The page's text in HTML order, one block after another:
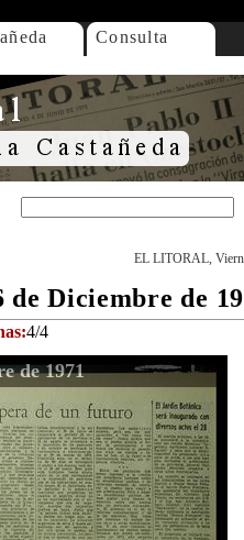
Consulta
EL LITORAL,
Diciembre de
4/4
de 1971